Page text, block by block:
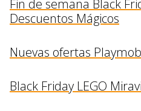
Fin de semana Black
Descuentos Mágicos
Nuevas ofertas
Black Friday LEGO